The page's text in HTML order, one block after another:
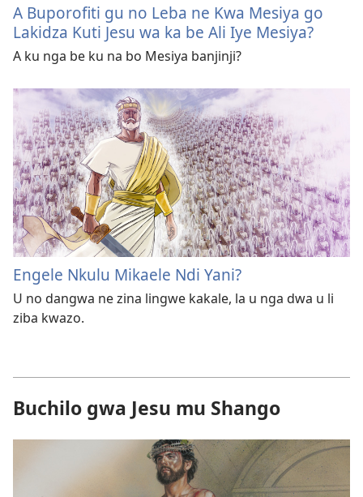
A Buporofiti gu no Leba ne Kwa Mesiya go
Lakidza Kuti Jesu wa ka be Ali Iye Mesiya?
A ku nga be ku na bo Mesiya banjinji?
Engele Nkulu Mikaele Ndi Yani?
U no dangwa ne zina lingwe kakale, la u nga dwa u li
ziba kwazo.
Buchilo gwa Jesu mu Shango